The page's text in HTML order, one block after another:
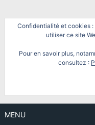
Confidentialité et cookies
utiliser ce site
Pour en savoir plus,
consultez :
MENU